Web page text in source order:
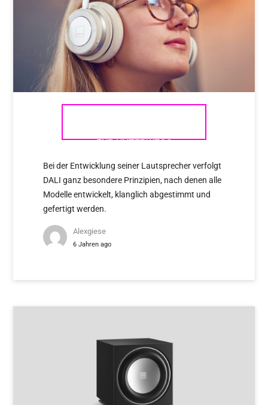
FÜR UNTERWEGS
Bei der Entwicklung seiner Lautsprecher verfolgt
DALI ganz besondere Prinzipien, nach denen alle
Modelle entwickelt, klanglich abgestimmt und
gefertigt werden.
Alexgiese
6 Jahren ago